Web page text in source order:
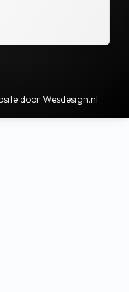
doorWesdesign.nl